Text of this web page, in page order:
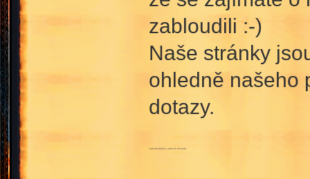
zabloudili :-)
Naše stránky
ohledně našeho
dotazy.
sepsala Dajána, upravila Amanda